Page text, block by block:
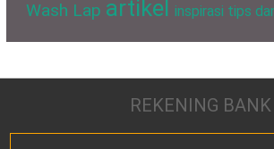
Wash Lap artikel inspirasi tips
REKENING BANK